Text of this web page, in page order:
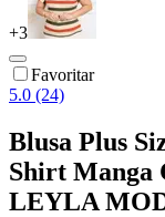
+3
Favoritar
5.0 (24)
Blusa Plus
Shirt Manga
LEYLA